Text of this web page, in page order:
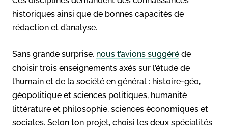
historiques ainsi que de bonnes capacités de
rédaction et d’analyse.
Sans grande surprise, nous t’avions suggéré de
choisir trois enseignements axés sur l’étude de
l’humain et de la société en général : histoire-géo,
géopolitique et sciences politiques, humanité
littérature et philosophie, sciences économiques et
sociales. Selon ton projet, choisi les deux spécialités